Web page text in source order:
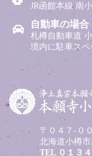
JR函館本線 南
自動車の場合
札樽自動車道
境内に駐車ス
〒０４７-０
北海道小樽
TEL ０１３